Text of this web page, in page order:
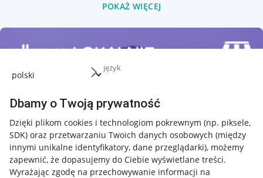
język
Dbamy o Twoją prywatność
Dzięki plikom cookies i technologiom pokrewnym (np. piksele,
SDK) oraz przetwarzaniu Twoich danych osobowych (między
innymi unikalne identyfikatory, dane przeglądarki), możemy
zapewnić, że dopasujemy do Ciebie wyświetlane treści.
Wyrażając zgodę na przechowywanie informacji na
POKAŻ WIĘCEJ